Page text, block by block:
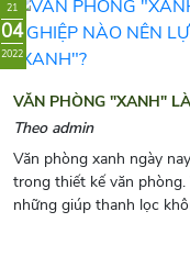
21
04
2022
VĂN PHÒNG "XANH"
NÊN LỰA CHỌN VĂN
Theo admin
Văn phòng xanh ngày
trong thiết kế văn
những giúp thanh lọc